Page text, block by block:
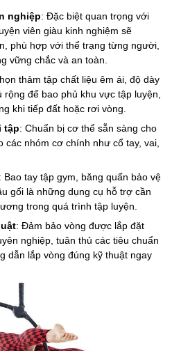
nghiệp: Đặc biệt quan trọng với
viên giàu kinh nghiệm sẽ
phù hợp với thể trạng từng người,
vững chắc và an toàn.
thảm tập chất liệu êm ái, độ dày
để bao phủ khu vực tập luyện,
khi tiếp đất hoặc rơi vòng.
tập: Chuẩn bị cơ thể sẵn sàng cho
các nhóm cơ chính như cổ tay, vai,
Bao tay tập gym, băng quấn bảo vệ
gối là những dụng cụ hỗ trợ cần
trong quá trình tập luyện.
: Đảm bảo vòng được lắp đặt
nghiệp, tuân thủ các tiêu chuẩn
dẫn lắp vòng đúng kỹ thuật ngay